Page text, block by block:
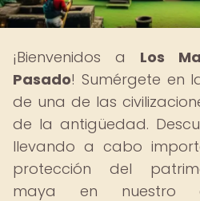
¡Bienvenidos a Los
Pasado! Sumérgete en
de una de las
de la antigüedad.
llevando a cabo
protección del
maya en nuestro